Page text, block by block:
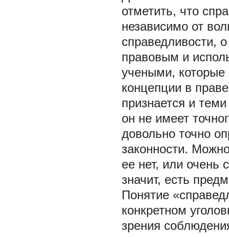
отметить, что
независимо от
справедливости,
правовым и
учеными, которые
концепции в
признается и
он не имеет
довольно точно
законности.
ее нет, или очень
значит, есть
Понятие
конкретном
зрения